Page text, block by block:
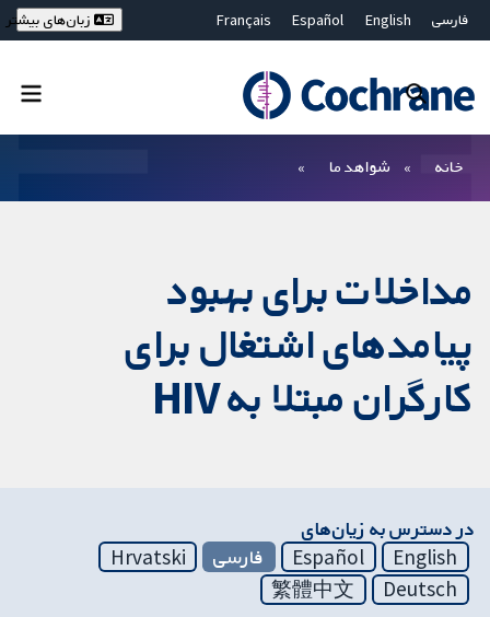
فارسی English
Español
Français
Bahasa Malaysia
ไทย
繁體中文
زبان‌های بیشتر
خانه شواهد ما
مداخلات برای بهبود
پیامدهای اشتغال برای
کارگران مبتلا به HIV
در دسترس به زیان‌های
English
Español فارسی
Hrvatski
Deutsch
繁體中文